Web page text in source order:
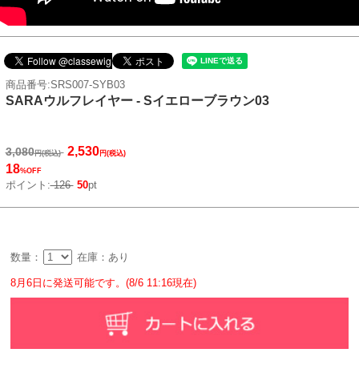
商品番号:SRS007-SYB03
SARAウルフレイヤー - Sイエローブラウン03
3,080円(税込) 2,530円(税込)
18%OFF
ポイント:126 50pt
数量： 在庫：あり
8月6日に発送可能です。(8/6 11:16現在)